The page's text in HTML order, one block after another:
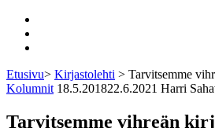
Etusivu> Kirjastolehti > Tarvitsemme
Kolumnit 18.5.201822.6.2021 Harri
Tarvitsemme vihreän